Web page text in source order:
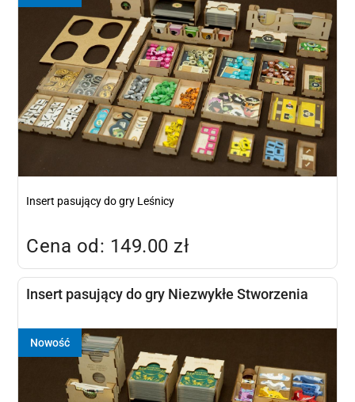
Insert pasujący do gry Leśnicy
Cena od: 149.00 zł
Insert pasujący do gry Niezwykłe Stworzenia
Nowość